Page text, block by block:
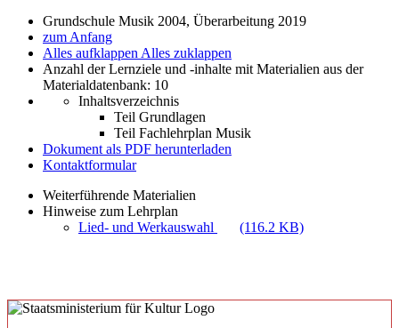
Grundschule Musik 2004, Überarbeitung 2019
zum Anfang
Alles aufklappen Alles zuklappen
Anzahl der Lernziele und -inhalte mit Materialien aus der
Materialdatenbank: 10
Inhaltsverzeichnis
Teil Grundlagen
Teil Fachlehrplan Musik
Dokument als PDF herunterladen
Kontaktformular
Weiterführende Materialien
Hinweise zum Lehrplan
Lied- und Werkauswahl
(116.2 KB)